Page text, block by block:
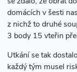
domácích v šesti
z nichž to druhé
3 body 15 vteřin
Utkání se tak
každý tým musel